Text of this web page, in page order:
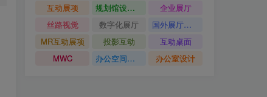
互动展项
规划馆设计方案
企业展厅
丝路视觉
数字化展厅
国外展厅案例
MR互动展项
投影互动
互动桌面
MWC
办公空间设计 办公室设计